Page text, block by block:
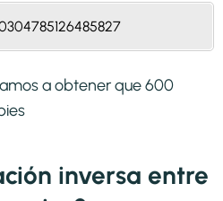
a obtener que 600
inversa entre